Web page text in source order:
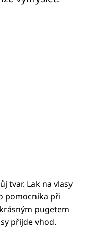
tvar. Lak na vlasy
pomocníka při
pugetem
přijde vhod.